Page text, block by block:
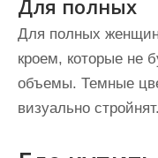
Для полных
Для полных
кроем, которые не
объемы. Темные
визуально стройнят.